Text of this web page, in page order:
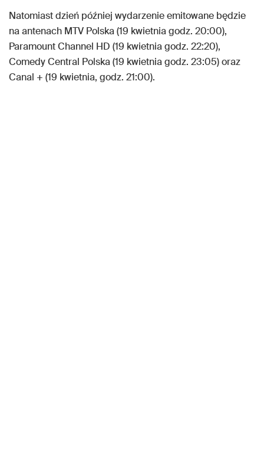
Natomiast dzień później wydarzenie emitowane będzie
na antenach MTV Polska (19 kwietnia godz. 20:00),
Paramount Channel HD (19 kwietnia godz. 22:20),
Comedy Central Polska (19 kwietnia godz. 23:05) oraz
Canal + (19 kwietnia, godz. 21:00).